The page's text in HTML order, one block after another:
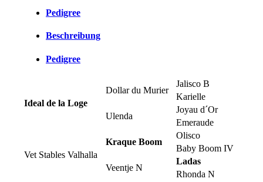
Pedigree
Beschreibung
Pedigree
Ideal de la Loge
Dollar du Murier
Jalisco B
Karielle
Ulenda
Joyau d´Or
Emeraude
Vet Stables Valhalla
Kraque Boom
Olisco
Baby Boom IV
Veentje N
Ladas
Rhonda N